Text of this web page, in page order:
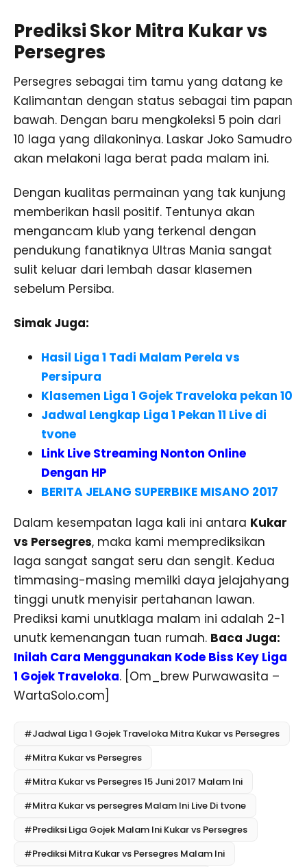
Prediksi Skor Mitra Kukar vs
Persegres
Persegres sebagai tim tamu yang datang ke
Kalimantan dengan status sebagai tim papan
bawah. Dengan baru mengkoleksi 5 poin dari
10 laga yang dilakoninya. Laskar Joko Samudro
akan melakoni laga berat pada malam ini.
Dengan kualitas permainan yang tak kunjung
memberikan hasil positif. Tentunya akan
mengancam klub yang terkenal dengan
pendukung fanatiknya Ultras Mania sangat
sulit keluar dari lembah dasar klasemen
sebelum Persiba.
Simak Juga:
Hasil Liga 1 Tadi Malam Perela vs
Persipura
Klasemen Liga 1 Gojek Traveloka pekan 10
Jadwal Lengkap Liga 1 Pekan 11 Live di
tvone
Link Live Streaming Nonton Online
Dengan HP
BERITA JELANG SUPERBIKE MISANO 2017
Dalam kesempatan laga kali ini antara Kukar
vs Persegres, maka kami memprediksikan
laga sangat sangat seru dan sengit. Kedua
timmasing-masing memilki daya jelajahyang
tinggi unutk menyisir pertahanan lawan.
Prediksi kami unutklaga malam ini adalah 2-1
unutk kemenangan tuan rumah. Baca Juga:
Inilah Cara Menggunakan Kode Biss Key Liga
1 Gojek Traveloka. [Om_brew Purwawasita –
WartaSolo.com]
#Jadwal Liga 1 Gojek Traveloka Mitra Kukar vs Persegres
#Mitra Kukar vs Persegres
#Mitra Kukar vs Persegres 15 Juni 2017 Malam Ini
#Mitra Kukar vs persegres Malam Ini Live Di tvone
#Prediksi Liga Gojek Malam Ini Kukar vs Persegres
#Prediksi Mitra Kukar vs Persegres Malam Ini